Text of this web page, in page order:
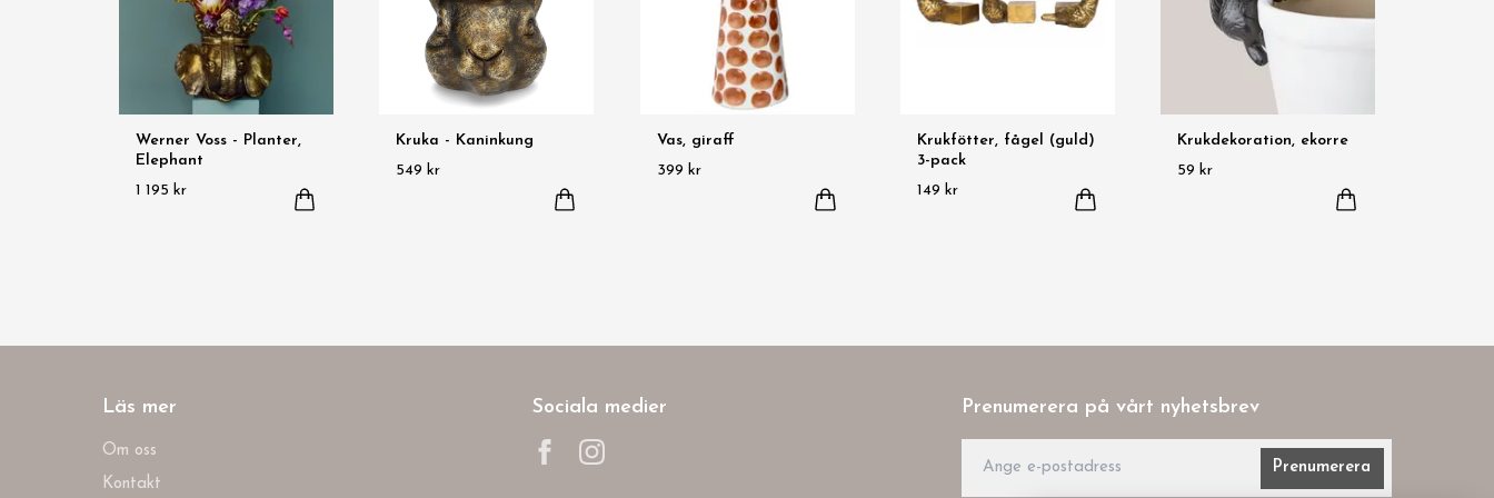
Werner Voss - Planter,
Elephant
1 195 kr
Kruka - Kaninkung
549 kr
Vas, giraff
399 kr
Krukfötter, fågel (guld)
3-pack
149 kr
Krukdekoration, ekorre
59 kr
Läs mer
Om oss
Kontakt
Sociala medier Prenumerera på vårt nyhetsbrev
Prenumerera